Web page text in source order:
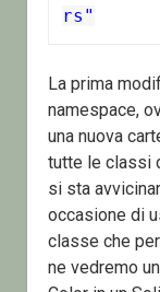
rs"
La prima
namespace,
una nuova
tutte le classi
si sta
occasione di
classe che
ne vedremo